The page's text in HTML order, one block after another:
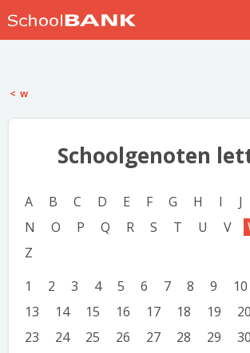
Help
w
Schoolgenoten
A B C D E F G H I J
N
O P Q R S T U V
Z
1
2 3 4 5 6 7 8 9 10
13
14 15 16 17 18 19 20
23
24 25 26 27 28 29 30